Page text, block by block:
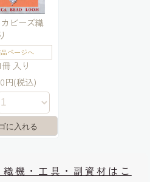
ビーズ織
り
ページへ
冊 入り
円(税込)
機・工具・副資材はこ